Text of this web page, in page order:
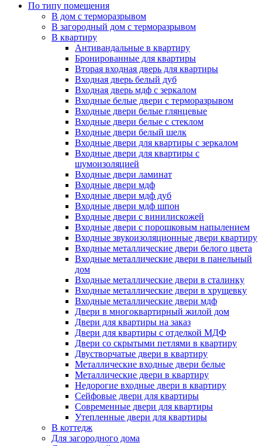
По типу помещения
В дом с терморазрывом
В загородный дом с терморазрывом
В квартиру
Антивандальные в квартиру
Бронированные для квартиры
Вторая входная дверь для квартиры
Входная дверь белый дуб
Входная дверь мдф с зеркалом
Входные белые двери с терморазрывом
Входные двери белые глянцевые
Входные двери белые с стеклом
Входные двери белый шелк
Входные двери для квартиры с зеркалом
Входные двери для квартиры с
шумоизоляцией
Входные двери ламинат
Входные двери мдф
Входные двери мдф дуб
Входные двери мдф шпон
Входные двери с винилискожей
Входные двери с порошковым напылением
Входные звукоизоляционные двери квартиру
Входные металлические двери белого цвета
Входные металлические двери в панельный
дом
Входные металлические двери в сталинку
Входные металлические двери в хрущевку
Входные металлические двери мдф
Двери в многоквартирный жилой дом
Двери для квартиры на заказ
Двери для квартиры с отделкой МДФ
Двери со скрытыми петлями в квартиру
Двустворчатые двери в квартиру
Металлические входные двери белые
Металлические двери в квартиру
Недорогие входные двери в квартиру
Сейфовые двери для квартиры
Современные двери для квартиры
Утепленные двери для квартиры
В коттедж
Для загородного дома